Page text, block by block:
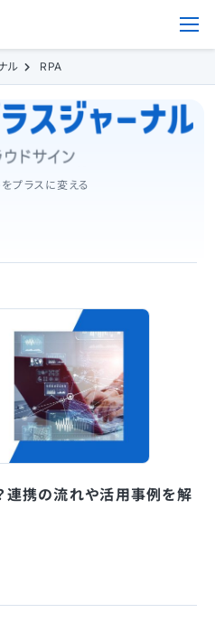
ル RPA
プラスに変える
連携の流れや活用事例を解